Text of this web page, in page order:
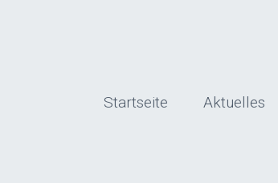
Startseite Aktuelles